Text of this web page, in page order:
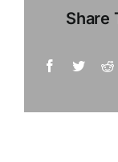
Share
Facebook
Twitter